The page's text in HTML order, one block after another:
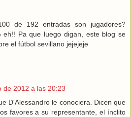
de 192 entradas son jugadores?
eh!! Pa que luego digan, este blog se
el fútbol sevillano jejejeje
de 2012 a las 20:23
D'Alessandro le conociera. Dicen que
favores a su representante, el ínclito